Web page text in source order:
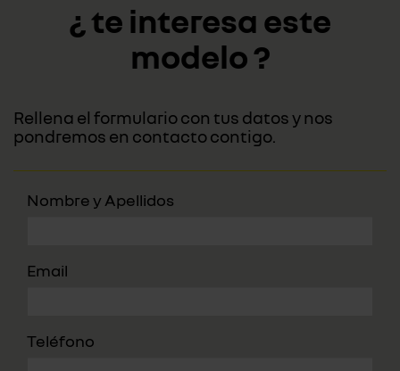
¿ te interesa este
modelo ?
Rellena el formulario con tus datos y nos
pondremos en contacto contigo.
Nombre y Apellidos
Email
Teléfono